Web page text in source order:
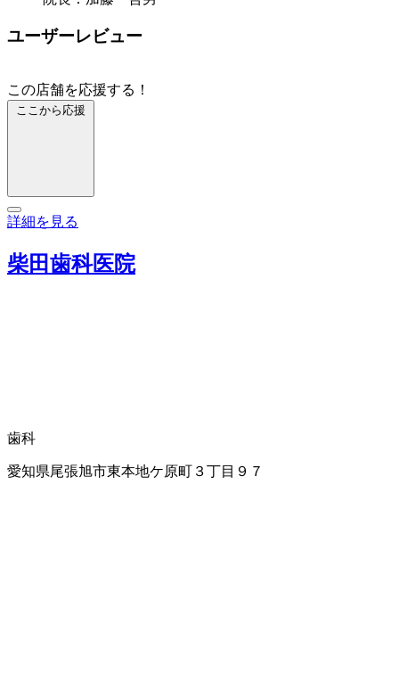
ユーザーレビュー
この店舗を応援する！
ここから応援
詳細を見る
柴田歯科医院
歯科
愛知県尾張旭市東本地ケ原町３丁目９７